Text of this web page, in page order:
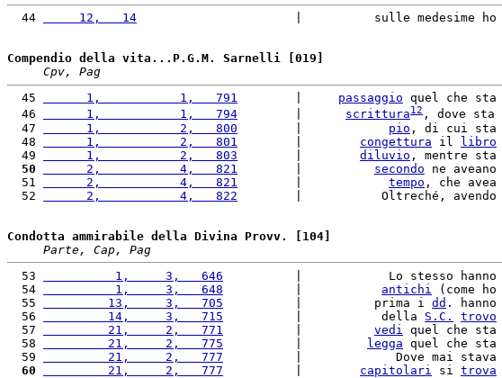
  44
     12,   14
                      |          sulle medesime ho
Compendio della vita...P.G.M. Sarnelli [019]
Cpv, Pag
  45
      1,           1,   791
passaggio quel che sta
  46
      1,           1,   794
scrittura12 , dove sta
  47
      1,           2,   800
pio , di cui sta
  48
      1,           2,   801
congettura il libro
  49
      1,           2,   803
diluvio , mentre sta
  50
      2,           4,   821
secondo ne aveano
  51
      2,           4,   821
tempo , che avea
  52
      2,           4,   822
        |           Oltreché, avendo
Condotta ammirabile della Divina Provv. [104]
Parte, Cap, Pag
  53
          1,     3,   646
          |            Lo stesso hanno
  54
          1,     3,   648
antichi (come ho
  55
         13,     3,   705
          |          prima i
dd . hanno
  56
         14,     3,   715
          |           della
S.C. trovo
  57
         21,     2,   771
vedi quel che sta
  58
         21,     2,   775
legga quel che sta
  59
         21,     2,   777
          |             Dove mai stava
  60
         21,     2,   777
capitolari si trova